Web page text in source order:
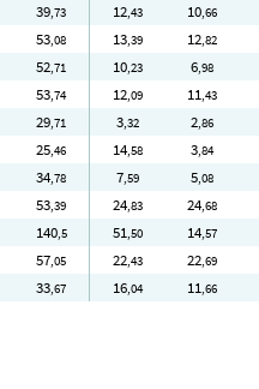
39,73 12,43 10,66
53,08 13,39 12,82
52,71 10,23 6,98
53,74 12,09 11,43
29,71 3,32 2,86
25,46 14,58 3,84
34,78 7,59 5,08
53,39 24,83 24,68
140,5 51,50 14,57
57,05 22,43 22,69
33,67 16,04 11,66